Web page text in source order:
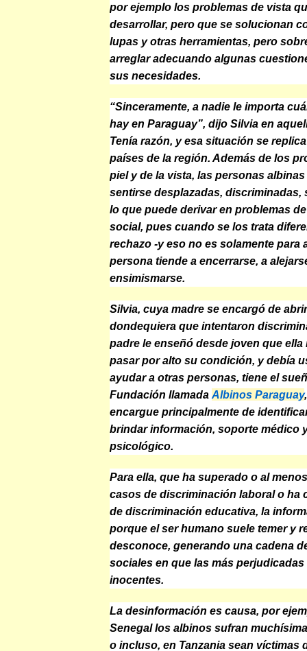
por ejemplo los problemas de vista
desarrollar, pero que se solucionan
lupas y otras herramientas, pero
arreglar adecuando algunas
sus necesidades.
“Sinceramente, a nadie le importa
hay en Paraguay”, dijo Silvia en
Tenía razón, y esa situación se
países de la región. Además de los
piel y de la vista, las personas
sentirse desplazadas, discriminadas,
lo que puede derivar en problemas
social, pues cuando se los trata
rechazo -y eso no es solamente para
persona tiende a encerrarse, a
ensimismarse.
Silvia, cuya madre se encargó de
dondequiera que intentaron
padre le enseñó desde joven que ella
pasar por alto su condición, y debía
ayudar a otras personas, tiene el
Fundación llamada Albinos Paraguay
encargue principalmente de
brindar información, soporte médico
psicológico.
Para ella, que ha superado o al
casos de discriminación laboral o ha
de discriminación educativa, la
porque el ser humano suele temer y
desconoce, generando una cadena
sociales en que las más
inocentes.
La desinformación es causa, por
Senegal los albinos sufran
o incluso, en Tanzania sean víctimas